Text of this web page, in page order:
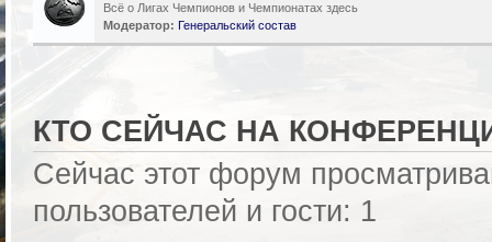
Всё о Лигах Чемпионов и Чемпионатах здесь
Модератор: Генеральский состав
КТО СЕЙЧАС НА
Сейчас этот форум
пользователей и гости: 1